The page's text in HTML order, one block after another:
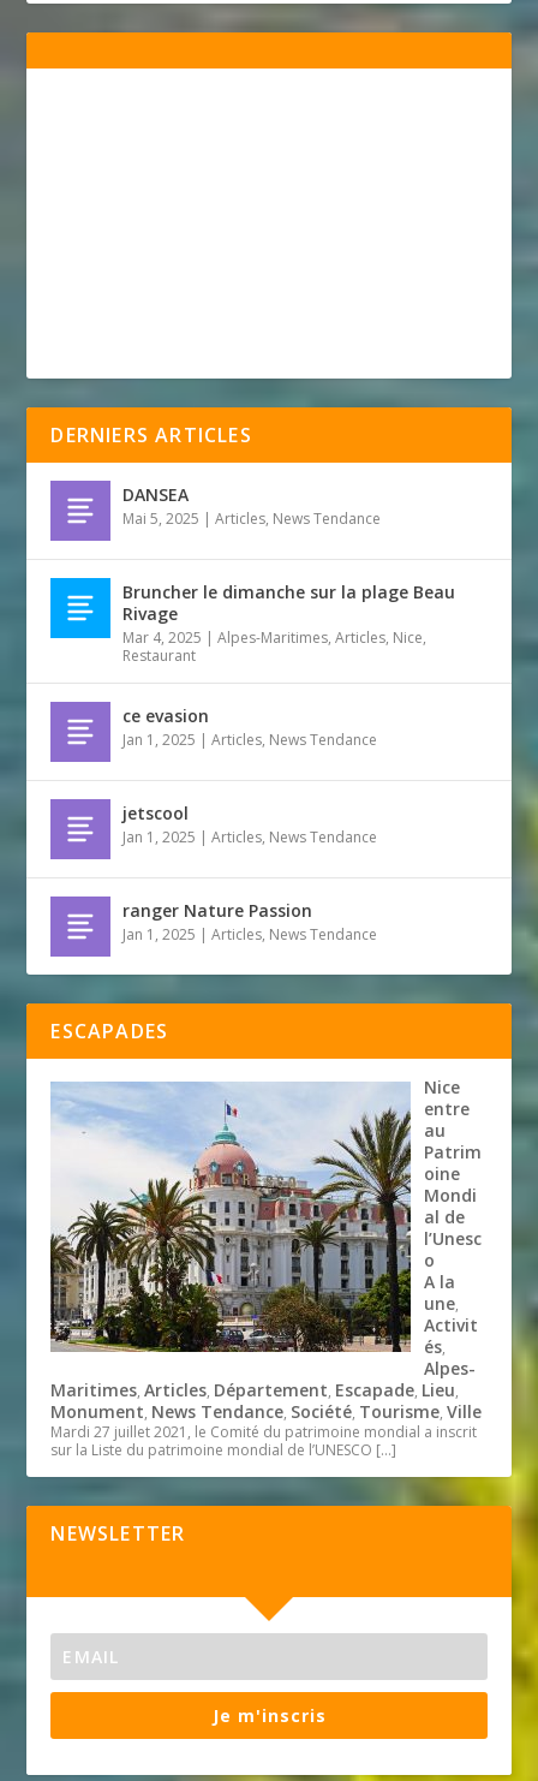
DERNIERS ARTICLES
DANSEA
Mai 5, 2025 |Articles, News Tendance
Bruncher le dimanche sur la plage Beau
Rivage
Mar 4, 2025 |Alpes-Maritimes,Articles, Nice,
Restaurant
ce evasion
Jan 1, 2025 |Articles, News Tendance
jetscool
Jan 1, 2025 |Articles, News Tendance
ranger Nature Passion
Jan 1, 2025 |Articles, News Tendance
ESCAPADES
Nice
entre
au
Patrim
oine
Mondi
al de
l’Unesc
o
A la
une,
Activit
és,
Alpes-
Maritimes,Articles, Département, Escapade, Lieu,
Monument, News Tendance, Société, Tourisme,Ville
Mardi 27 juillet 2021, le Comité du patrimoine mondial a inscrit
sur la Liste du patrimoine mondial de l’UNESCO […]
NEWSLETTER
Je m'inscris